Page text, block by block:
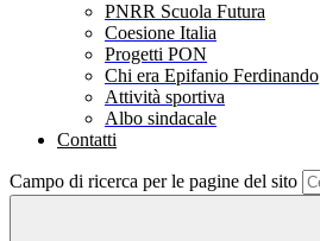
PNRR Scuola Futura
Coesione Italia
Progetti PON
Chi era Epifanio Ferdinando
Attività sportiva
Albo sindacale
Contatti
Campo di ricerca per le pagine del sito